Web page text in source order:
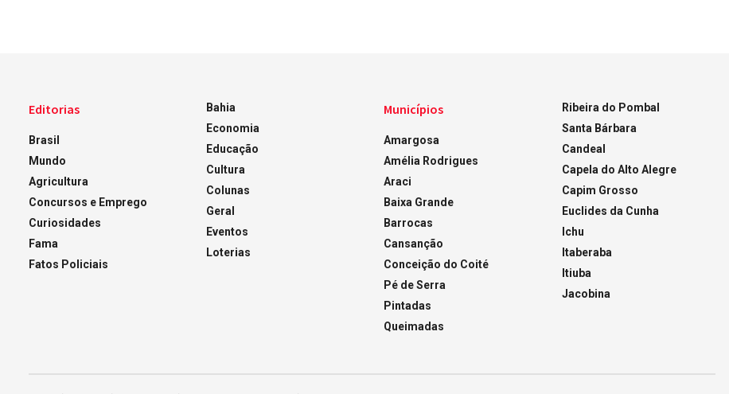
Editorias
Brasil
Mundo
Agricultura
Concursos e Emprego
Curiosidades
Fama
Fatos Policiais
Bahia
Economia
Educação
Cultura
Colunas
Geral
Eventos
Loterias
Municípios
Amargosa
Amélia Rodrigues
Araci
Baixa Grande
Barrocas
Cansanção
Conceição do Coité
Pé de Serra
Pintadas
Queimadas
Ribeira do Pombal
Santa Bárbara
Candeal
Capela do Alto Alegre
Capim Grosso
Euclides da Cunha
Ichu
Itaberaba
Itiuba
Jacobina